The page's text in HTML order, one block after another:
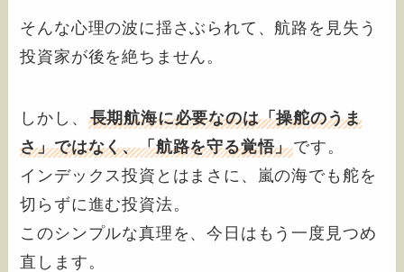
そんな心理の波に揺さぶられて、航路を見失う
投資家が後を絶ちません。
しかし、 長期航海に必要なのは「操舵のうま
さ」ではなく、「航路を守る覚悟」です。
インデックス投資とはまさに、嵐の海でも舵を
切らずに進む投資法。
このシンプルな真理を、今日はもう一度見つめ
直します。